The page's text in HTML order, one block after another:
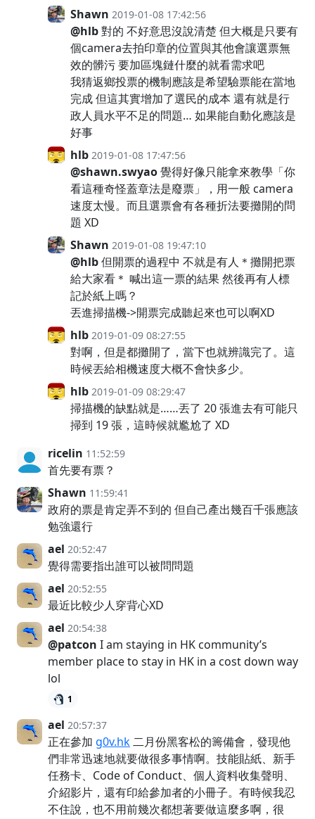
Shawn 2019-01-08 17:42:56
@hlb對的 不好意思沒說清楚 但大概是只要有
個camera去拍印章的位置與其他會讓選票無
效的髒污 要加區塊鏈什麼的就看需求吧
我猜返鄉投票的機制應該是希望驗票能在當地
完成 但這其實增加了選民的成本 還有就是行
政人員水平不足的問題… 如果能自動化應該是
好事
hlb 2019-01-08 17:47:56
@shawn.swyao覺得好像只能拿來教學「你
看這種奇怪蓋章法是廢票」，用一般 camera
速度太慢。而且選票會有各種折法要攤開的問
題 XD
Shawn 2019-01-08 19:47:10
@hlb但開票的過程中 不就是有人＊攤開把票
給大家看＊ 喊出這一票的結果 然後再有人標
記於紙上嗎？
丟進掃描機->開票完成聽起來也可以啊XD
hlb 2019-01-09 08:27:55
對啊，但是都攤開了，當下也就辨識完了。這
時候丟給相機速度大概不會快多少。
hlb 2019-01-09 08:29:47
掃描機的缺點就是……丟了 20 張進去有可能只
掃到 19 張，這時候就尷尬了 XD
ricelin 11:52:59
首先要有票？
Shawn 11:59:41
政府的票是肯定弄不到的 但自己產出幾百千張應該
勉強還行
ael 20:52:47
覺得需要指出誰可以被問問題
ael 20:52:55
最近比較少人穿背心XD
ael 20:54:38
@patcon I am staying in HK community’s
member place to stay in HK in a cost down way
lol
1
ael 20:57:37
正在參加 g0v.hk二月份黑客松的籌備會，發現他
們非常迅速地就要做很多事情啊。技能貼紙、新手
任務卡、Code of Conduct、個人資料收集聲明、
介紹影片，還有印給參加者的小冊子。有時候我忍
不住說，也不用前幾次都想著要做這麼多啊，很